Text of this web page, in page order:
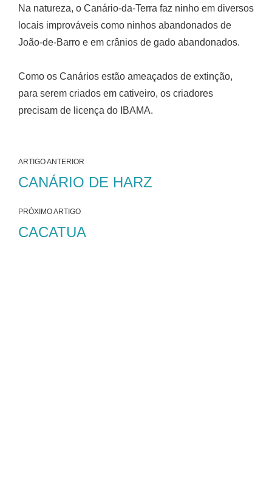
Na natureza, o Canário-da-Terra faz ninho em diversos
locais improváveis como ninhos abandonados de
João-de-Barro e em crânios de gado abandonados.
Como os Canários estão ameaçados de extinção,
para serem criados em cativeiro, os criadores
precisam de licença do IBAMA.
ARTIGO ANTERIOR
CANÁRIO DE HARZ
PRÓXIMO ARTIGO
CACATUA